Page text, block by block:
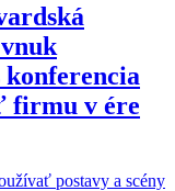
firmu v ére